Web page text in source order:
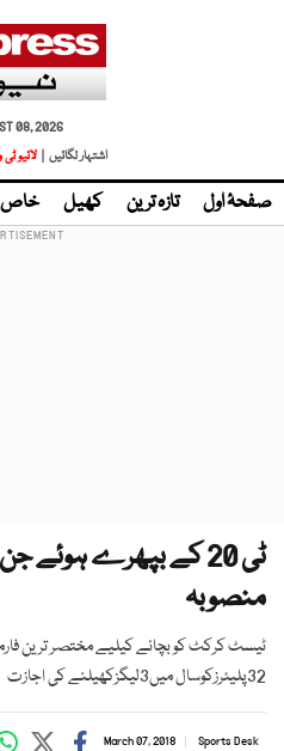
08, 2026
اشتہار لگائیں |
لائیو
صفحۂ اول تازہ ترین کھیل خاص
ٹی 20 کے بپھرے ہوئے
منصوبہ
ٹیسٹ کرکٹ کو بچانے کیلیے مختصر ترین
32پلیئرزکوسال میں3لیگزکھیلنے کی اجازت
Sports Desk
March 07, 2018